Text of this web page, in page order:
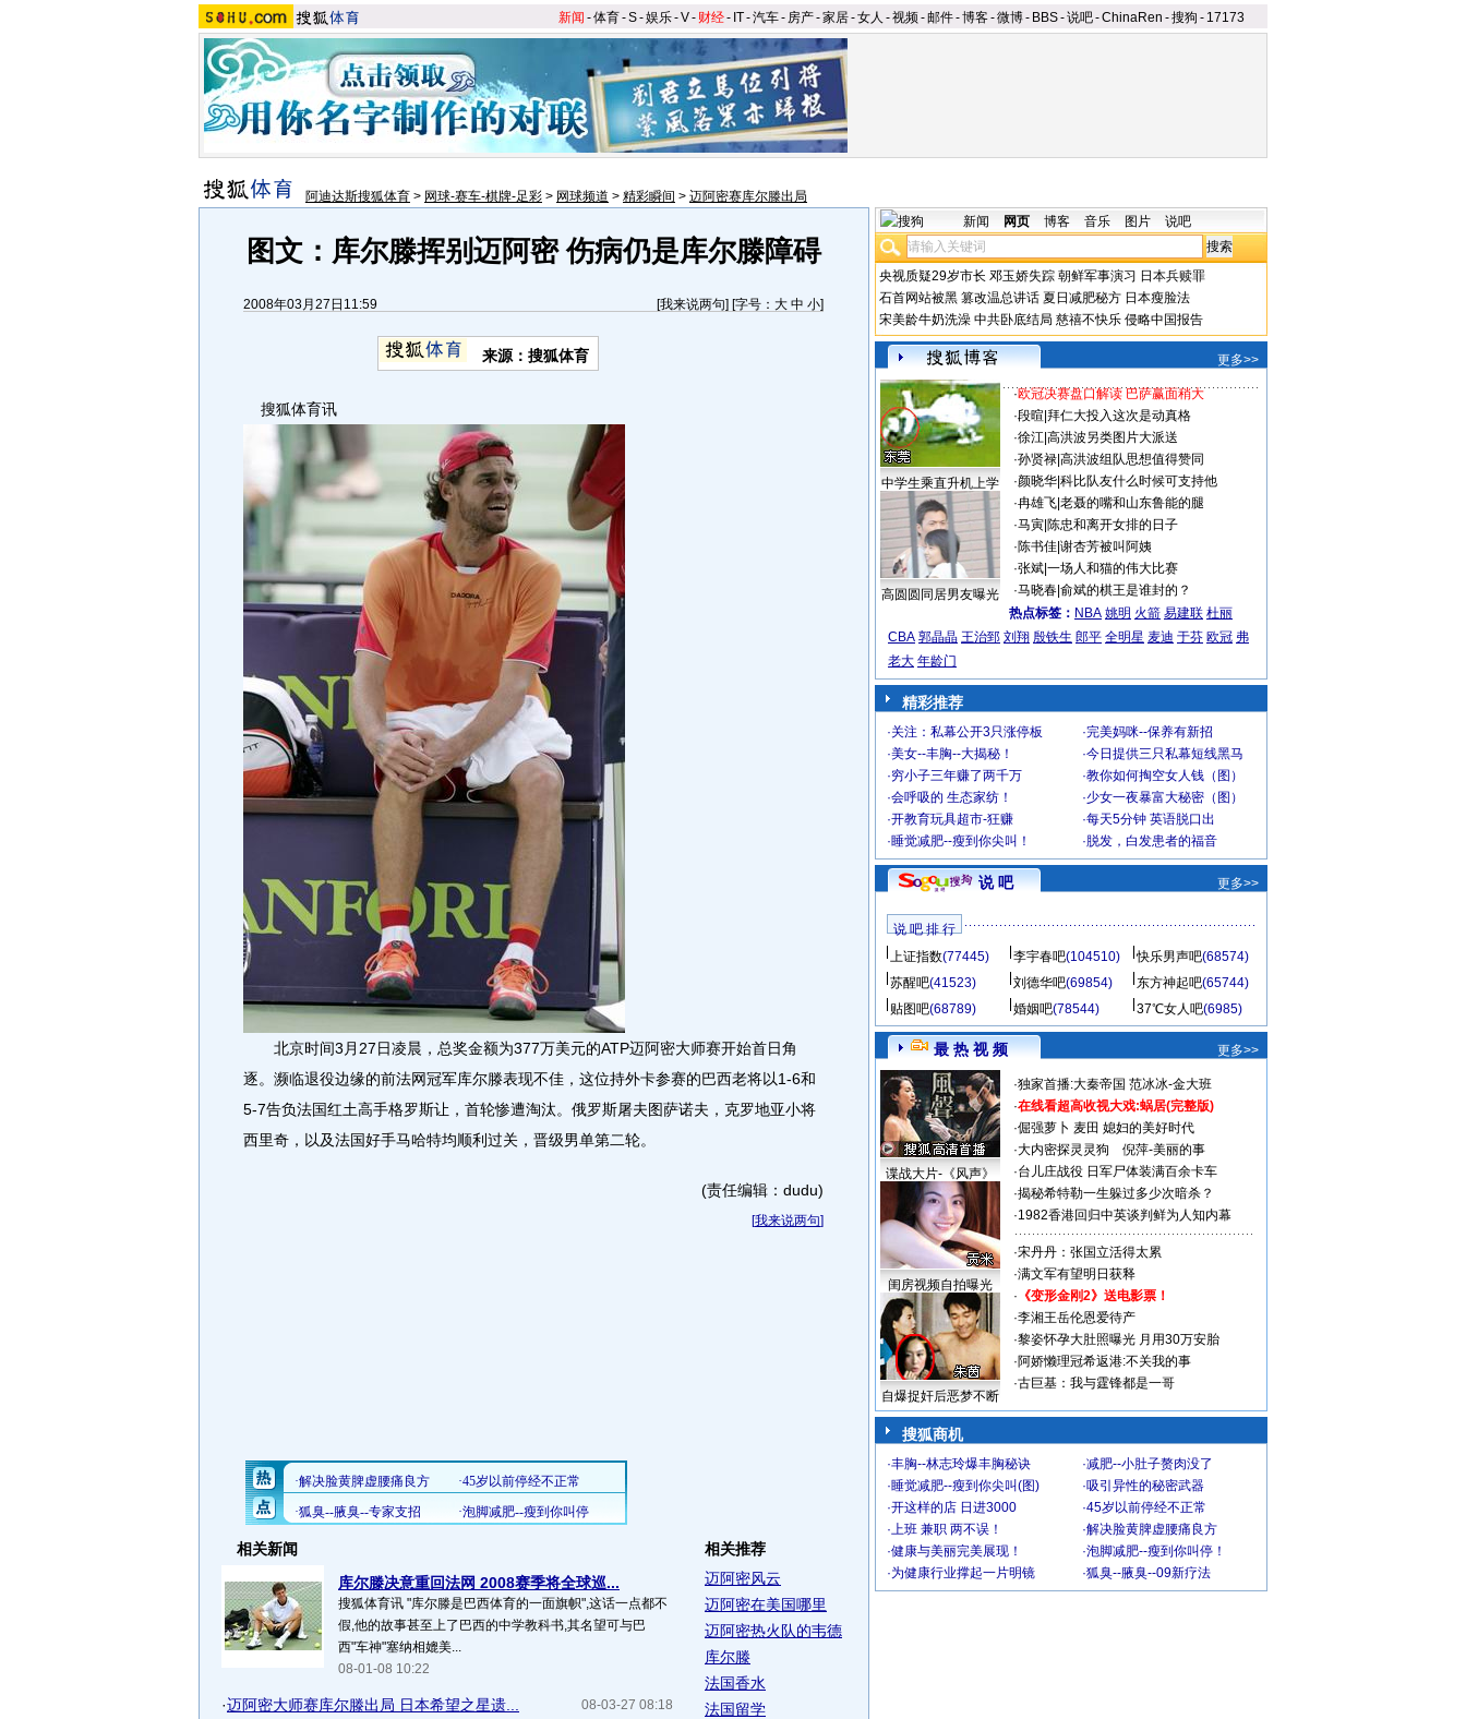
新闻 -体育-S-娱乐-V- 财经- IT-汽车- 房产-家居-女人 -视频-邮件-博客-微博- BBS-说吧-ChinaRen -搜狗 - 17173
阿迪达斯搜狐体育 > 网球-赛车-棋牌-足彩 > 网球频道 > 精彩瞬间 > 迈阿密赛库尔滕出局
图文：库尔滕挥别迈阿密 伤病仍是库尔滕障碍
2008年03月27日11:59 [我来说两句] [字号： 大 中 小]
来源：搜狐体育
搜狐体育讯
北京时间3月27日凌晨，总奖金额为377万美元的ATP迈阿密大师赛开始首日角
逐。濒临退役边缘的前法网冠军库尔滕表现不佳，这位持外卡参赛的巴西老将以1-6和
5-7告负法国红土高手格罗斯让，首轮惨遭淘汰。俄罗斯屠夫图萨诺夫，克罗地亚小将
西里奇，以及法国好手马哈特均顺利过关，晋级男单第二轮。
(责任编辑：dudu)
[我来说两句]
相关新闻
库尔滕决意重回法网 2008赛季将全球巡...
搜狐体育讯 "库尔滕是巴西体育的一面旗帜",这话一点都不
假,他的故事甚至上了巴西的中学教科书,其名望可与巴
西"车神"塞纳相媲美...
08-01-08 10:22
08-03-27 08:18
·迈阿密大师赛库尔滕出局 日本希望之星遗...
相关推荐
迈阿密风云
迈阿密在美国哪里
迈阿密热火队的韦德
库尔滕
法国香水
法国留学
新闻 网页 博客 音乐 图片 说吧
央视质疑29岁市长 邓玉娇失踪 朝鲜军事演习 日本兵赎罪
石首网站被黑 篡改温总讲话 夏日减肥秘方 日本瘦脸法
宋美龄牛奶洗澡 中共卧底结局 慈禧不快乐 侵略中国报告
更多>>
中学生乘直升机上学
高圆圆同居男友曝光
·欧冠决赛盘口解读 巴萨赢面稍大
·段暄 拜仁大投入这次是动真格
·徐江| 高洪波另类图片大派送
·孙贤禄| 高洪波组队思想值得赞同
·颜晓华| 科比队友什么时候可支持他
·冉雄飞| 老聂的嘴和山东鲁能的腿
·马寅| 陈忠和离开女排的日子
·陈书佳| 谢杏芳被叫阿姨
·张斌| 一场人和猫的伟大比赛
·马晓春| 俞斌的棋王是谁封的？
热点标签： NBA 姚明 火箭 易建联 杜丽
CBA 郭晶晶 王治郅 刘翔 殷铁生 郎平 全明星 麦迪 于芬 欧冠 弗
老大 年龄门
精彩推荐
·关注：私幕公开3只涨停板 ·完美妈咪--保养有新招
·美女--丰胸--大揭秘！ ·今日提供三只私幕短线黑马
·穷小子三年赚了两千万 ·教你如何掏空女人钱（图）
·会呼吸的 生态家纺！ ·少女一夜暴富大秘密（图）
·开教育玩具超市-狂赚 ·每天5分钟 英语脱口出
·睡觉减肥--瘦到你尖叫！ · 脱发，白发患者的福音
说 吧 更多>>
说 吧 排 行
上证指数(77445) 李宇春吧(104510) 快乐男声吧(68574)
苏醒吧(41523) 刘德华吧(69854) 东方神起吧(65744)
贴图吧(68789) 婚姻吧(78544) 37℃女人吧(6985)
最 热 视 频 更多>>
谍战大片-《风声》
闺房视频自拍曝光
自爆捉奸后恶梦不断
·独家首播:大秦帝国 范冰冰-金大班
·在线看超高收视大戏:蜗居(完整版)
·倔强萝卜 麦田 媳妇的美好时代
·大内密探灵灵狗
倪萍-美丽的事
·台儿庄战役 日军尸体装满百余卡车
·揭秘希特勒一生躲过多少次暗杀？
·1982香港回归中英谈判鲜为人知内幕
·宋丹丹：张国立活得太累
·满文军有望明日获释
· 《变形金刚2》送电影票！
·李湘王岳伦恩爱待产
·黎姿怀孕大肚照曝光 月用30万安胎
·阿娇懒理冠希返港:不关我的事
·古巨基：我与霆锋都是一哥
搜狐商机
·丰胸--林志玲爆丰胸秘诀 ·减肥--小肚子赘肉没了
·睡觉减肥--瘦到你尖叫(图) ·吸引异性的秘密武器
·开这样的店 日进3000 ·45岁以前停经不正常
·上班 兼职 两不误！ ·解决脸黄脾虚腰痛良方
·健康与美丽完美展现！ ·泡脚减肥--瘦到你叫停！
·为健康行业撑起一片明镜 ·狐臭--腋臭--09新疗法